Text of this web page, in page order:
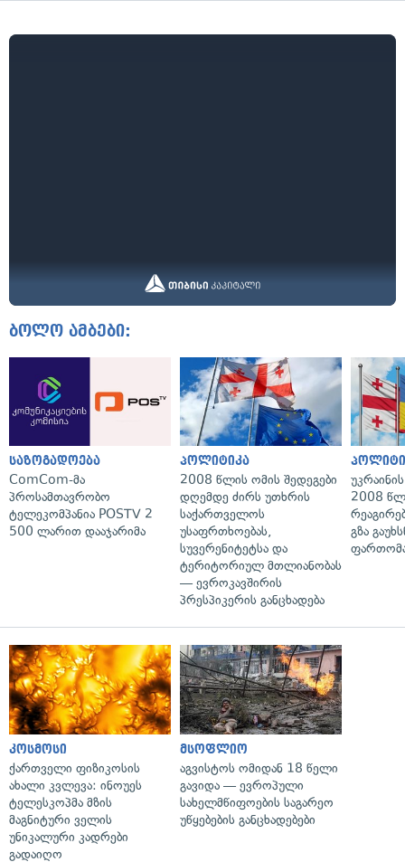
ბოლო ამბები:
საზოგადოება
ComCom-მა
პროსამთავრობო
ტელეკომპანია POSTV 2
500 ლარით დააჯარიმა
პოლიტიკა
2008 წლის ომის შედეგები
დღემდე ძირს უთხრის
საქართველოს
უსაფრთხოებას,
სუვერენიტეტსა და
ტერიტორიულ მთლიანობას
— ევროკავშირის
პრესპიკერის განცხადება
2008
გზა
კოსმოსი
ქართველი ფიზიკოსის
ახალი კვლევა: ინოუეს
ტელესკოპმა მზის
მაგნიტური ველის
უნიკალური კადრები
გადაიღო
მსოფლიო
აგვისტოს ომიდან 18 წელი
გავიდა — ევროპული
სახელმწიფოების საგარეო
უწყებების განცხადებები